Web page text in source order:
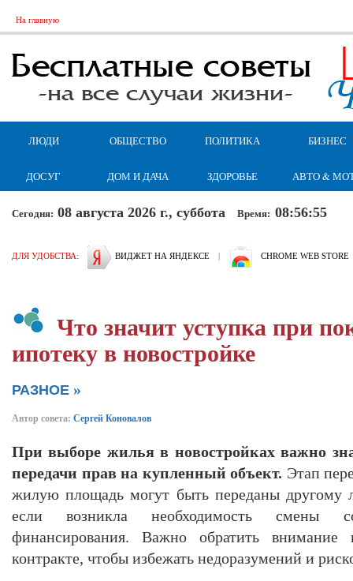
На главную
ЛЮДИ ОБЩЕСТВО ПОЛИТИКА БИЗНЕС
ДОСУГ ДОМ И ДАЧА ЗДОРОВЬЕ АВТО &
Сегодня: 08 августа 2026 г., суббота Время: 08:56:56
ДЛЯ УДОБСТВА: ВИДЖЕТ НА ЯНДЕКСЕ | CHROME WEB STORE
Что значит уступка при
ипотеку в новостройке
РАЗНОЕ »
Автор совета: Сергей Коновалов
При выборе жилья в новостройках важно
передачи прав на купленный объект. Этап
жилую площадь могут быть переданы другому
если возникла необходимость смены
финансирования. Важно обратить
контракте, чтобы избежать недоразумений и